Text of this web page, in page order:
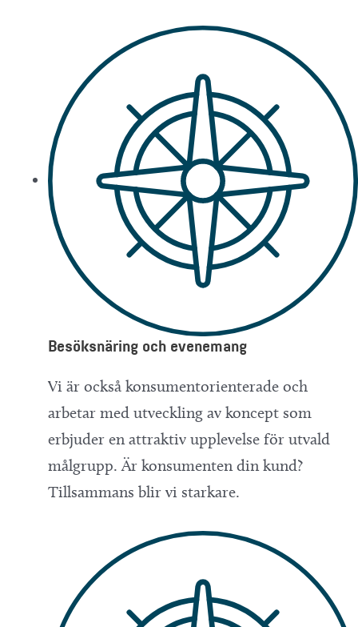
Besöksnäring och evenemang
Vi är också konsumentorienterade och
arbetar med utveckling av koncept som
erbjuder en attraktiv upplevelse för utvald
målgrupp. Är konsumenten din kund?
Tillsammans blir vi starkare.